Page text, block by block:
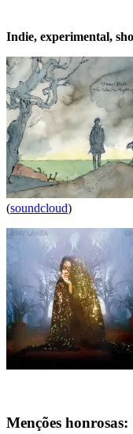
Indie, experimental,
(soundcloud)
Menções honrosas: